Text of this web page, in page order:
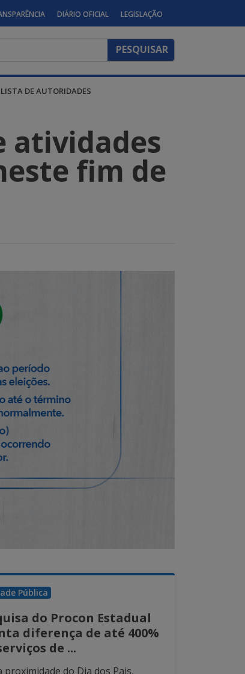
DIÁRIO OFICIAL LEGISLAÇÃO
LISTA DE AUTORIDADES
atividades
fim de
Pública
do Procon Estadual
diferença de até 400%
de ...
proximidade do Dia dos Pais,